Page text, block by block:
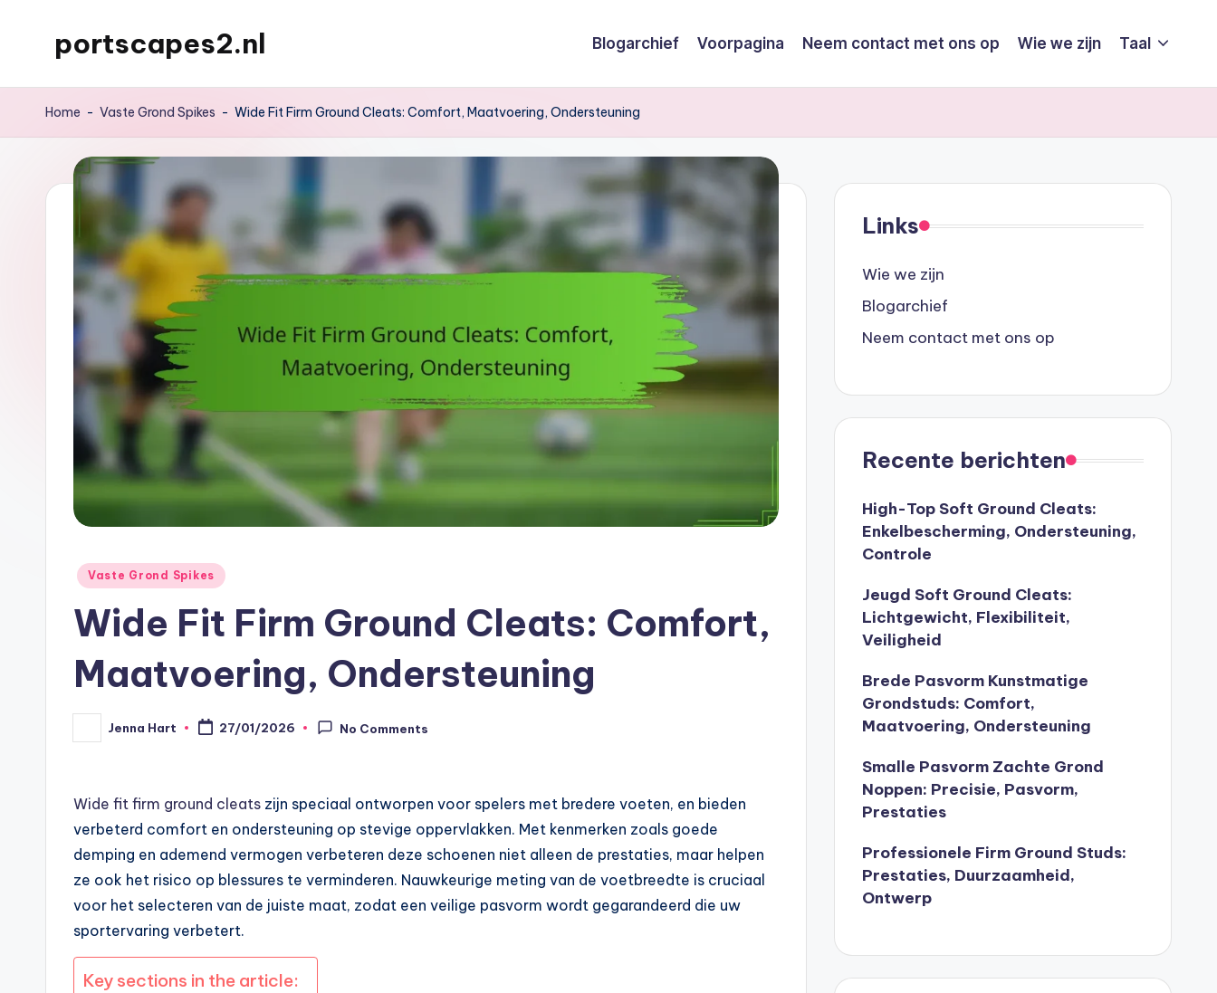
portscapes2.nl Blogarchief Voorpagina Neem contact met ons op Wie we zijn Taal
Home - Vaste Grond Spikes - Wide Fit Firm Ground Cleats: Comfort, Maatvoering, Ondersteuning
Posted
Vaste Grond Spikes
Wide Fit Firm Ground Cleats: Comfort,
Maatvoering, Ondersteuning
Posted
by
Jenna Hart 27/01/2026 No Comments
Wide fit firm ground cleats zijn speciaal ontworpen voor spelers met bredere voeten, en bieden
verbeterd comfort en ondersteuning op stevige oppervlakken. Met kenmerken zoals goede
demping en ademend vermogen verbeteren deze schoenen niet alleen de prestaties, maar helpen
ze ook het risico op blessures te verminderen. Nauwkeurige meting van de voetbreedte is cruciaal
voor het selecteren van de juiste maat, zodat een veilige pasvorm wordt gegarandeerd die uw
sportervaring verbetert.
Key sections in the article:
Links
Wie we zijn
Blogarchief
Neem contact met ons op
Recente berichten
High-Top Soft Ground Cleats:
Enkelbescherming, Ondersteuning,
Controle
Jeugd Soft Ground Cleats:
Lichtgewicht, Flexibiliteit,
Veiligheid
Brede Pasvorm Kunstmatige
Grondstuds: Comfort,
Maatvoering, Ondersteuning
Smalle Pasvorm Zachte Grond
Noppen: Precisie, Pasvorm,
Prestaties
Professionele Firm Ground Studs:
Prestaties, Duurzaamheid,
Ontwerp